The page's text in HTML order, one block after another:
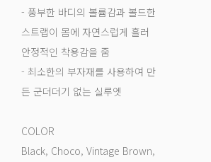
- 풍부한 바디의 볼륨감과 볼드한
스트랩이 몸에 자연스럽게 흘러
안정적인 착용감을 줌
- 최소한의 부자재를 사용하여 만
든 군더더기 없는 실루엣
COLOR
Black, Choco, Vintage Brown,